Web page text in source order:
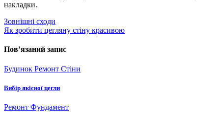
накладки.
Навігація
записів
Зовнішні сходи
Як зробити цегляну стіну красивою
Пов’язаний запис
Будинок Ремонт Стіни
Вибір якісної цегли
Ремонт Фундамент